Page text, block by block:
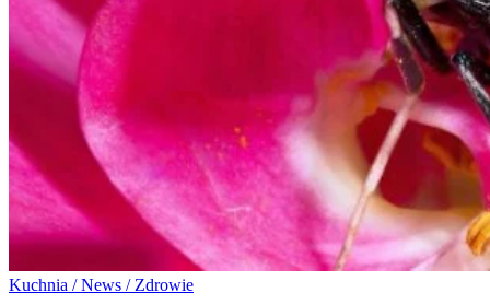
Kuchnia / News / Zdrowie